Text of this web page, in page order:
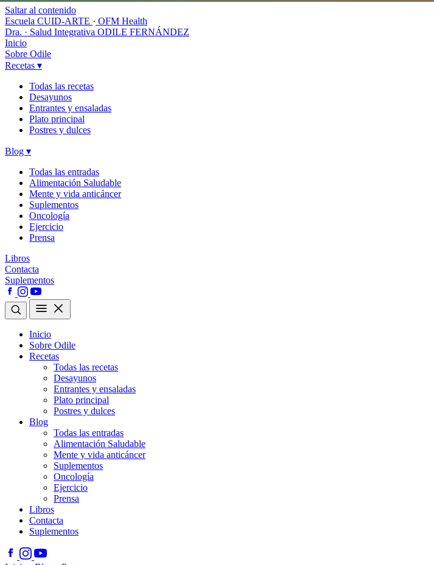
Saltar al contenido
Escuela CUID-ARTE · OFM Health
Dra. · Salud Integrativa ODILE FERNÁNDEZ
Inicio
Sobre Odile
Recetas ▾
Todas las recetas
Desayunos
Entrantes y ensaladas
Plato principal
Postres y dulces
Blog ▾
Todas las entradas
Alimentación Saludable
Mente y vida anticáncer
Suplementos
Oncología
Ejercicio
Prensa
Libros
Contacta
Suplementos
Inicio
Sobre Odile
Recetas
Todas las recetas
Desayunos
Entrantes y ensaladas
Plato principal
Postres y dulces
Blog
Todas las entradas
Alimentación Saludable
Mente y vida anticáncer
Suplementos
Oncología
Ejercicio
Prensa
Libros
Contacta
Suplementos